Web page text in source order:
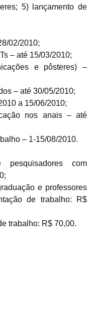
5) lançamento de
02/2010;
– até 15/03/2010;
e pôsteres) –
– até 30/05/2010;
a 15/06/2010;
nos anais – até
– 1-15/08/2010.
pesquisadores com
e professores
de trabalho: R$
trabalho: R$ 70,00.